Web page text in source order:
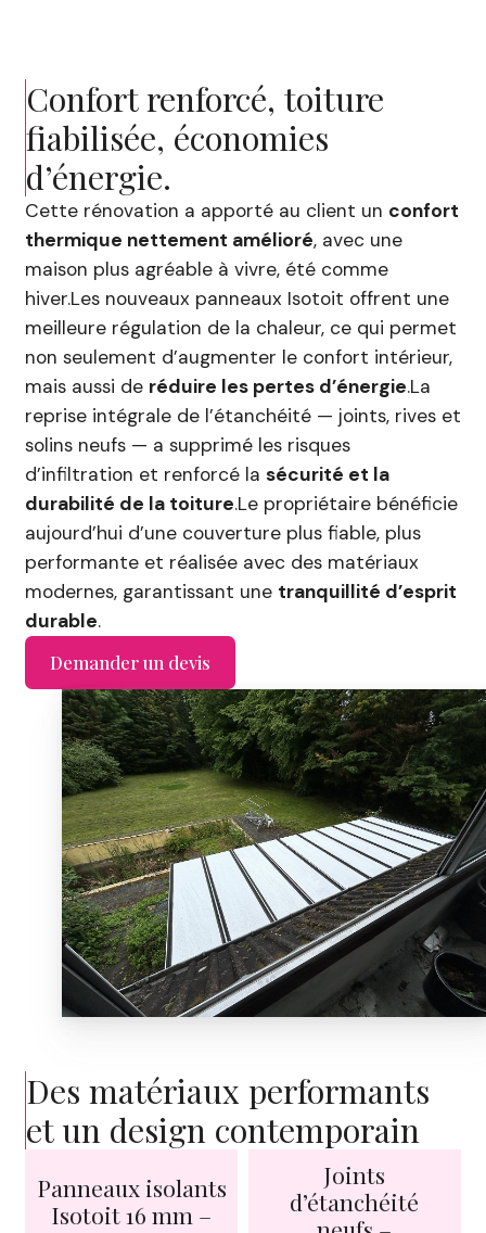
Confort renforcé, toiture
fiabilisée, économies
d’énergie.
Cette rénovation a apporté au client un confort
thermique nettement amélioré, avec une
maison plus agréable à vivre, été comme
hiver.Les nouveaux panneaux Isotoit offrent une
meilleure régulation de la chaleur, ce qui permet
non seulement d’augmenter le confort intérieur,
mais aussi de réduire les pertes d’énergie.La
reprise intégrale de l’étanchéité — joints, rives et
solins neufs — a supprimé les risques
d’infiltration et renforcé la sécurité et la
durabilité de la toiture.Le propriétaire bénéficie
aujourd’hui d’une couverture plus fiable, plus
performante et réalisée avec des matériaux
modernes, garantissant une tranquillité d’esprit
durable.
Demander un devis
Des matériaux performants
et un design contemporain
Panneaux isolants
Isotoit 16 mm –
Joints
d’étanchéité